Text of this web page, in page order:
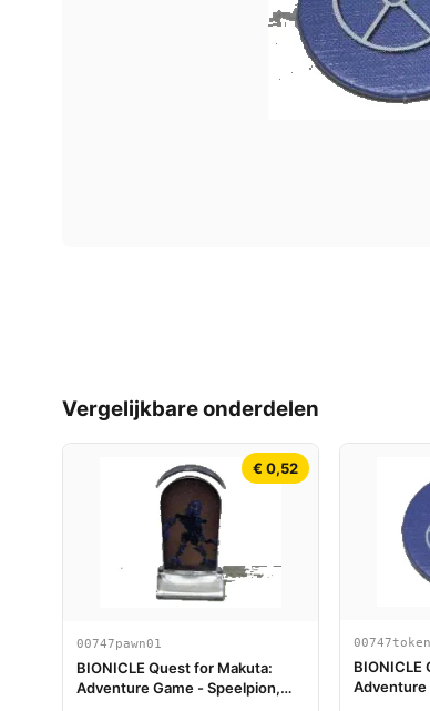
Vergelijkbare onderdelen
€ 0,52
00747pawn01
BIONICLE Quest for Makuta:
Adventure Game - Speelpion,
BIONICLE
Adventure